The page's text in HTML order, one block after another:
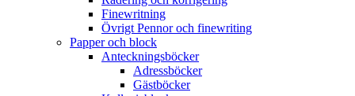
Finewritning
Övrigt Pennor och finewriting
Papper och block
Anteckningsböcker
Adressböcker
Gästböcker